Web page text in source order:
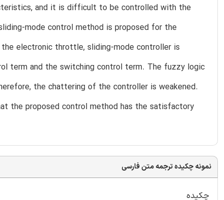
and it is difficult to be controlled with the
mode control method is proposed for the
electronic throttle, sliding-mode controller is
term and the switching control term. The fuzzy logic
the chattering of the controller is weakened.
the proposed control method has the satisfactory
نمونه چکیده ترجمه متن فارسی
چکیده